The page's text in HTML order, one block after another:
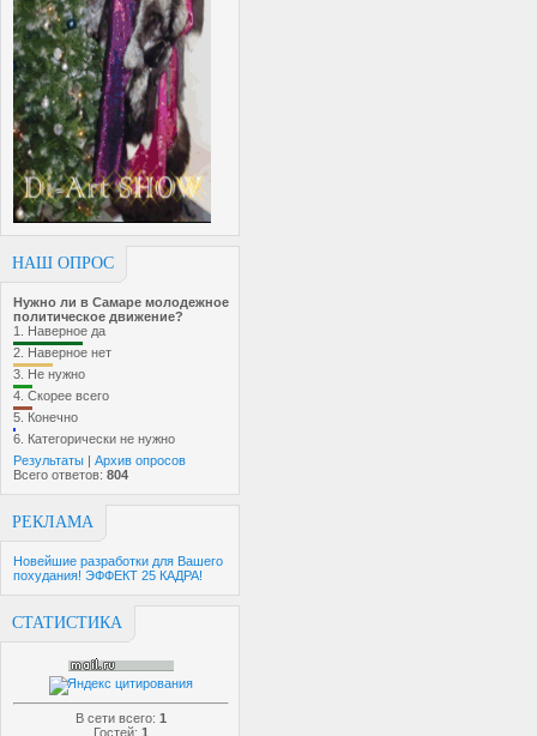
НАШ ОПРОС
Нужно ли в Самаре молодежное
политическое движение?
1. Наверное да
2. Наверное нет
3. Не нужно
4. Скорее всего
5. Конечно
6. Категорически не нужно
Результаты | Архив опросов
Всего ответов: 804
РЕКЛАМА
Новейшие разработки для Вашего
похудания! ЭФФЕКТ 25 КАДРА!
СТАТИСТИКА
В сети всего: 1
Гостей: 1